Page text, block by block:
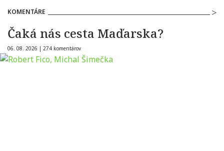
KOMENTÁRE
Čaká nás cesta Maďarska?
06. 08. 2026 | 274 komentárov